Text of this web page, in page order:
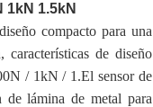
1kN 1.5kN
compacto para una
de diseño
/ 1kN / 1.El sensor de
lámina de metal para